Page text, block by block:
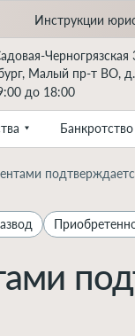
Инструкции
Черногрязская
Малый пр-т ВО,
до 18:00
Банкротство